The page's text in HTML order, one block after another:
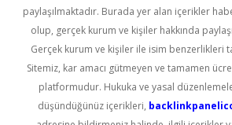
paylaşılmaktadır. Burada yer alan içerikler
olup, gerçek kurum ve kişiler hakkında
Gerçek kurum ve kişiler ile isim benzerlikleri
Sitemiz, kar amacı gütmeyen ve tamamen
platformudur. Hukuka ve yasal
düşündüğünüz içerikleri,